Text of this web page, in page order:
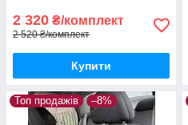
2 320 ₴/комплект
2 520 ₴/комплект
Купити
Топ продажів –8%